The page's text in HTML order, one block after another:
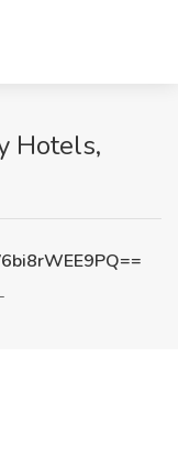
Hotels,